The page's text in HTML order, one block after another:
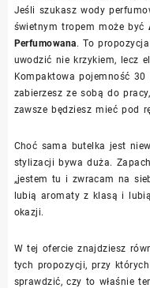
Jeśli szukasz wody
świetnym tropem może być
Perfumowana. To
uwodzić nie krzykiem, lecz
Kompaktowa pojemność
zabierzesz ze sobą do
zawsze będziesz mieć pod
Choć sama butelka jest
stylizacji bywa duża.
„jestem tu i zwracam na
lubią aromaty z klasą i
okazji.
W tej ofercie znajdziesz
tych propozycji, przy
sprawdzić, czy to właśnie